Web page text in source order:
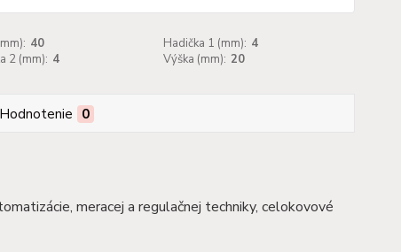
40 Hadička 1 (mm): 4
2 (mm): 4 Výška (mm): 20
Hodnotenie 0
meracej a regulačnej techniky, celokovové